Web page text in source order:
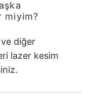
miyim?
diğer
lazer kesim